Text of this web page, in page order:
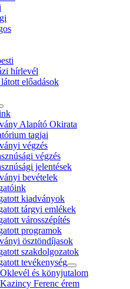
hírlevél
előadások
Alapító Okirata
tagjai
végzés
végzés
jelentések
bevételek
kiadványok
tárgyi emlékek
városszépítés
programok
ösztöndíjasok
szakdolgozatok
tevékenység
Oklevél és könyjutalom
Kazincy Ferenc érem